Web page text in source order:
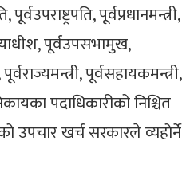
पूर्वउपराष्ट्रपति, पूर्वप्रधानमन्त्री,
पूर्वउपसभामुख,
पूर्वराज्यमन्त्री, पूर्वसहायकमन्त्री,
पदाधिकारीको निश्चित
उपचार खर्च सरकारले व्यहोर्ने